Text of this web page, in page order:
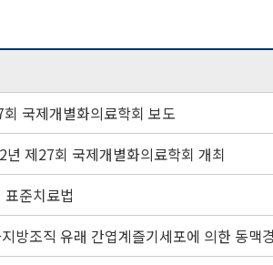
국제개별화의료학회 보도
년 제27회 국제개별화의료학회 개최
표준치료법
방조직 유래 간엽계즐기세포에 의한 동맥